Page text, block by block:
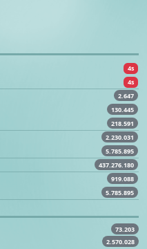
4s
4s
2.647
130.445
218.591
2.230.031
5.785.895
437.276.180
919.088
5.785.895
73.203
2.570.028